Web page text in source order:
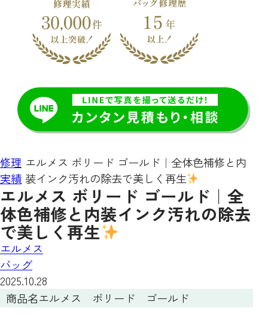
修理
実績
エルメス ボリード ゴールド｜全体色補修と内
装インク汚れの除去で美しく再生
エルメス ボリード ゴールド｜全
体色補修と内装インク汚れの除去
で美しく再生
エルメス
バッグ
2025.10.28
商品名エルメス ボリード ゴールド